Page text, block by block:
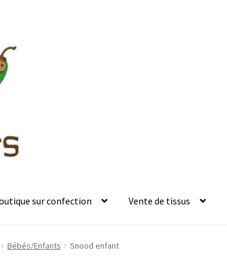
sur confection Vente de tissus
Bébés/Enfants Snood enfant